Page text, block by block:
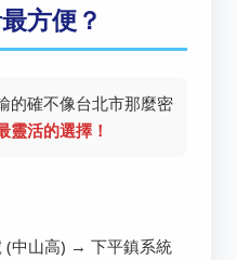
方便？
的確不像台北市那麼密
靈活的選擇！
(中山高) → 下平鎮系統